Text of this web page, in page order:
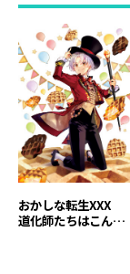
おかしな転生XXX
道化師たちはこんが